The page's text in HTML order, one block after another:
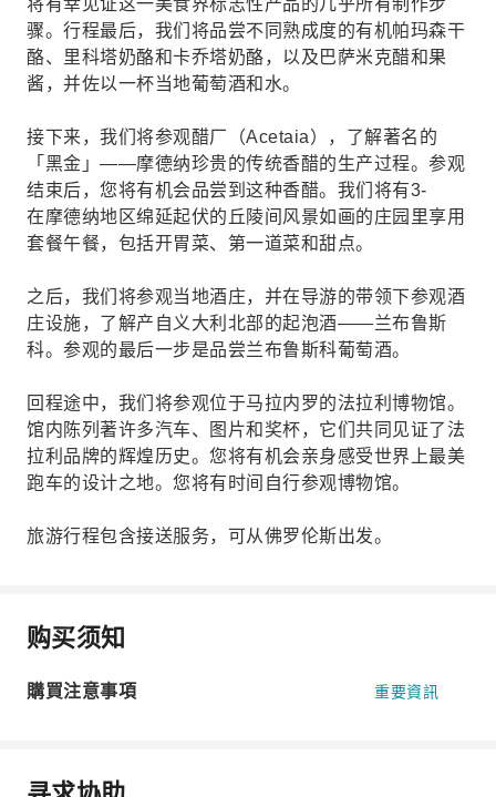
将有幸见证这一美食界标志性产品的几乎所有制作步
骤。行程最后，我们将品尝不同熟成度的有机帕玛森干
酪、里科塔奶酪和卡乔塔奶酪，以及巴萨米克醋和果
酱，并佐以一杯当地葡萄酒和水。
接下来，我们将参观醋厂（Acetaia），了解著名的
「黑金」——摩德纳珍贵的传统香醋的生产过程。参观
结束后，您将有机会品尝到这种香醋。我们将有3-
在摩德纳地区绵延起伏的丘陵间风景如画的庄园里享用
套餐午餐，包括开胃菜、第一道菜和甜点。
之后，我们将参观当地酒庄，并在导游的带领下参观酒
庄设施，了解产自义大利北部的起泡酒——兰布鲁斯
科。参观的最后一步是品尝兰布鲁斯科葡萄酒。
回程途中，我们将参观位于马拉内罗的法拉利博物馆。
馆内陈列著许多汽车、图片和奖杯，它们共同见证了法
拉利品牌的辉煌历史。您将有机会亲身感受世界上最美
跑车的设计之地。您将有时间自行参观博物馆。
旅游行程包含接送服务，可从佛罗伦斯出发。
购买须知
購買注意事項 重要資訊